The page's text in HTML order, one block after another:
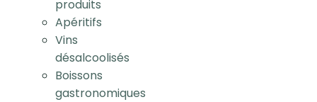
produits
Apéritifs
Vins
désalcoolisés
Boissons
gastronomiques